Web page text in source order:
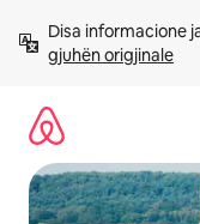
përmbajtja
Disa informacione
gjuhën origjinale